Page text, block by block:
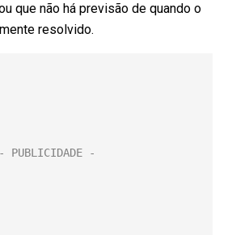
que não há previsão de quando o
resolvido.